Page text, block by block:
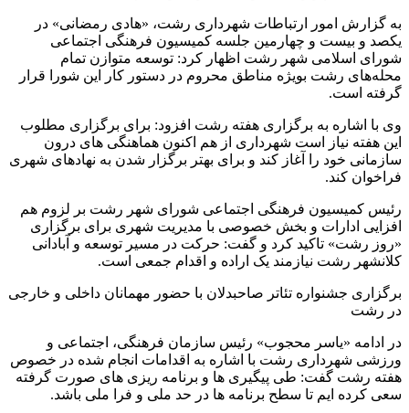
به گزارش امور ارتباطات شهرداری رشت، «هادی رمضانی» در
یکصد و بیست و چهارمین جلسه کمیسیون فرهنگی اجتماعی
شورای اسلامی شهر رشت اظهار کرد: توسعه متوازن تمام
محله‌های رشت بویژه مناطق محروم در دستور کار این شورا قرار
گرفته است.
وی با اشاره به برگزاری هفته رشت افزود: برای برگزاری مطلوب
این هفته نیاز است شهرداری از هم اکنون هماهنگی های درون
سازمانی خود را آغاز کند و برای بهتر برگزار شدن به نهادهای شهری
فراخوان کند.
رئیس کمیسیون فرهنگی اجتماعی شورای شهر رشت بر لزوم هم
افزایی ادارات و بخش خصوصی با مدیریت شهری برای برگزاری
«روز رشت» تاکید کرد و گفت: حرکت در مسیر توسعه و آبادانی
کلانشهر رشت نیازمند یک اراده و اقدام جمعی است.
برگزاری جشنواره تئاتر صاحبدلان با حضور مهمانان داخلی و خارجی
در رشت
در ادامه «یاسر محجوب» رئیس سازمان فرهنگی، اجتماعی و
ورزشی شهرداری رشت با اشاره به اقدامات انجام شده در خصوص
هفته رشت گفت: طی پیگیری ها و برنامه ریزی های صورت گرفته
سعی کرده ایم تا سطح برنامه ها در حد ملی و فرا ملی باشد.